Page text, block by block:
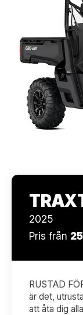
2025
Pris från
RUSTAD
är det,
att åta dig